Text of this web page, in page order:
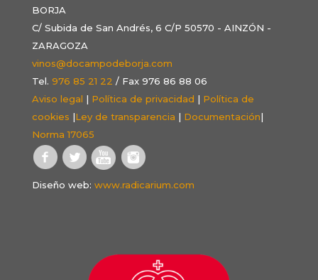
BORJA
C/ Subida de San Andrés, 6 C/P 50570 - AINZÓN -
ZARAGOZA
vinos@docampodeborja.com
Tel. 976 85 21 22 / Fax 976 86 88 06
Aviso legal | Política de privacidad | Política de
cookies |Ley de transparencia | Documentación|
Norma 17065
Diseño web: www.radicarium.com